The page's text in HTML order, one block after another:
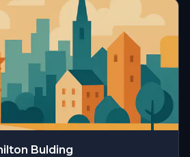
Bulding